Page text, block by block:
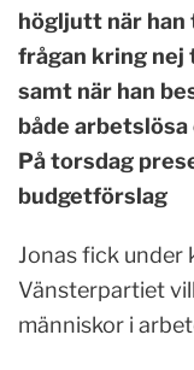
högljutt när han
frågan kring
samt när han
både
På torsdag
budgetförslag
Jonas fick under
Vänsterpartiet
människor i